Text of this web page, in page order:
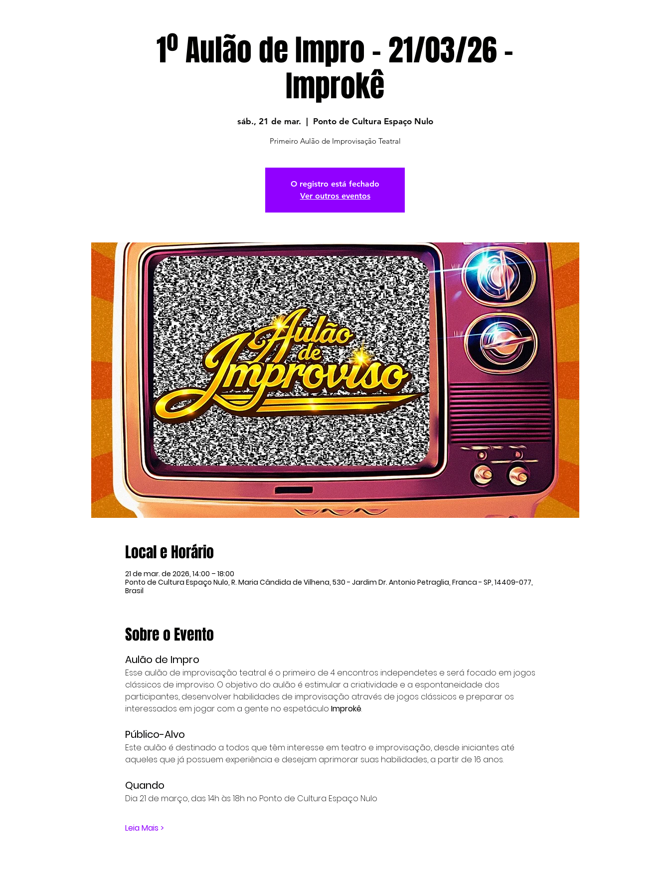
1º Aulão de Impro - 21/03/26 -
Improkê
sáb., 21 de mar. Ponto de Cultura Espaço Nulo
Primeiro Aulão de Improvisação Teatral
O registro está fechado
Ver outros eventos
Local e Horário
21 de mar. de 2026, 14:00 – 18:00
Ponto de Cultura Espaço Nulo, R. Maria Cândida de Vilhena, 530 - Jardim Dr. Antonio Petraglia, Franca - SP, 14409-077,
Brasil
Sobre o Evento
Aulão de Impro
Esse aulão de improvisação teatral é o primeiro de 4 encontros independetes e será focado em jogos
clássicos de improviso. O objetivo do aulão é estimular a criatividade e a espontaneidade dos
participantes, desenvolver habilidades de improvisação através de jogos clássicos e preparar os
interessados em jogar com a gente no espetáculo Improkê.
Público-Alvo
Este aulão é destinado a todos que têm interesse em teatro e improvisação, desde iniciantes até
aqueles que já possuem experiência e desejam aprimorar suas habilidades, a partir de 16 anos.
Quando
Dia 21 de março, das 14h às 18h no Ponto de Cultura Espaço Nulo
Leia Mais >